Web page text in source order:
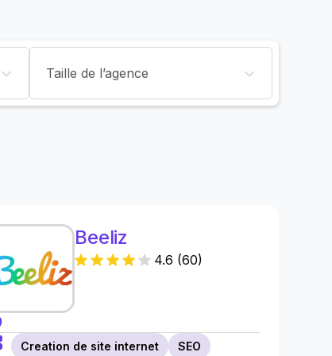
Taille de l’agence
Beeliz
4.6 (60)
Creation de site internet SEO